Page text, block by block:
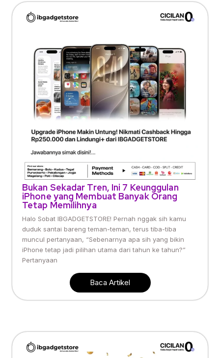
Bukan Sekadar Tren, Ini 7 Keunggulan
iPhone yang Membuat Banyak Orang
Tetap Memilihnya
Halo Sobat IBGADGETSTORE! Pernah nggak sih kamu
duduk santai bareng teman-teman, terus tiba-tiba
muncul pertanyaan, “Sebenarnya apa sih yang bikin
iPhone tetap jadi pilihan utama dari tahun ke tahun?”
Pertanyaan
Baca Artikel